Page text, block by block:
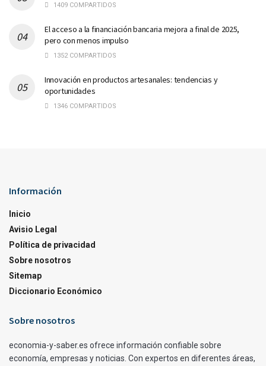
1409 COMPARTIDOS
El acceso a la financiación bancaria mejora a final de 2025,
pero con menos impulso
1352 COMPARTIDOS
Innovación en productos artesanales: tendencias y
oportunidades
1346 COMPARTIDOS
Información
Inicio
Avisio Legal
Política de privacidad
Sobre nosotros
Sitemap
Diccionario Económico
Sobre nosotros
economia-y-saber.es ofrece información confiable sobre
economía, empresas y noticias. Con expertos en diferentes áreas,